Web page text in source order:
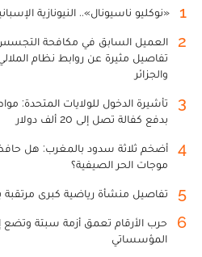
1 «نوكليو ناسيونال».. النيونازية
2
العميل السابق في مكافحة
تفاصيل مثيرة عن روابط نظام
والجزائر
3
بدفع كفالة تصل إلى 20 ألف دولار
4
أضخم ثلاثة سدود بالمغرب: هل
موجات الحر الصيفية؟
5 تفاصيل منشأة رياضية كبرى مرتقبة
6
حرب الأرقام تعمق أزمة سبتة وتضع
المؤسساتي